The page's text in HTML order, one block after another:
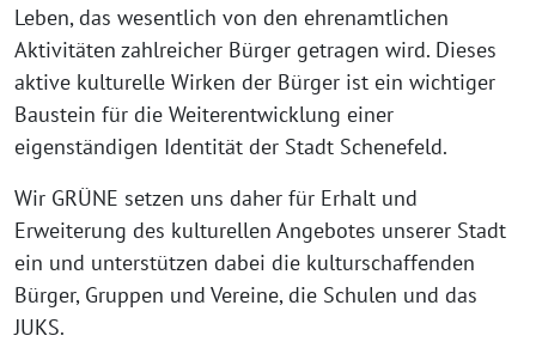
Leben, das wesentlich von den ehrenamtlichen
Aktivitäten zahlreicher Bürger getragen wird. Dieses
aktive kulturelle Wirken der Bürger ist ein wichtiger
Baustein für die Weiterentwicklung einer
eigenständigen Identität der Stadt Schenefeld.
Wir GRÜNE setzen uns daher für Erhalt und
Erweiterung des kulturellen Angebotes unserer Stadt
ein und unterstützen dabei die kulturschaffenden
Bürger, Gruppen und Vereine, die Schulen und das
JUKS.